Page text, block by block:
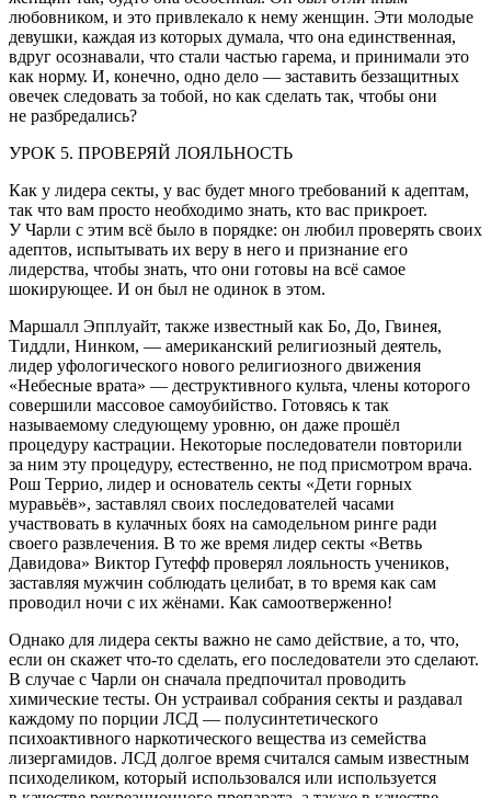
любовником, и это привлекало к нему женщин. Эти молодые
девушки, каждая из которых думала, что она единственная,
вдруг осознавали, что стали частью гарема, и принимали это
как норму. И, конечно, одно дело — заставить беззащитных
овечек следовать за тобой, но как сделать так, чтобы они
не разбредались?
УРОК 5. ПРОВЕРЯЙ ЛОЯЛЬНОСТЬ
Как у лидера секты, у вас будет много требований к адептам,
так что вам просто необходимо знать, кто вас прикроет.
У Чарли с этим всё было в порядке: он любил проверять своих
адептов, испытывать их веру в него и признание его
лидерства, чтобы знать, что они готовы на всё самое
шокирующее. И он был не одинок в этом.
Маршалл Эпплуайт, также известный как Бо, До, Гвинея,
Тиддли, Нинком, — американский религиозный деятель,
лидер уфологического нового религиозного движения
«Небесные врата» — деструктивного культа, члены которого
совершили массовое самоубийство. Готовясь к так
называемому следующему уровню, он даже прошёл
процедуру кастрации. Некоторые последователи повторили
за ним эту процедуру, естественно, не под присмотром врача.
Рош Террио, лидер и основатель секты «Дети горных
муравьёв», заставлял своих последователей часами
участвовать в кулачных боях на самодельном ринге ради
своего развлечения. В то же время лидер секты «Ветвь
Давидова» Виктор Гутефф проверял лояльность учеников,
заставляя мужчин соблюдать целибат, в то время как сам
проводил ночи с их жёнами. Как самоотверженно!
Однако для лидера секты важно не само действие, а то, что,
если он скажет что-то сделать, его последователи это сделают.
В случае с Чарли он сначала предпочитал проводить
химические тесты. Он устраивал собрания секты и раздавал
каждому по порции ЛСД — полусинтетического
психоактивного наркотического вещества из семейства
лизергамидов. ЛСД долгое время считался самым известным
психоделиком, который использовался или используется